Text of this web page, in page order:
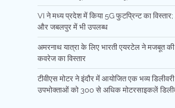
VI ने मध्य प्रदेश में किया 5G फुटप्रिन्ट का
और जबलपुर में भी उपलब्ध
अमरनाथ यात्रा के लिए भारती एयरटेल ने मजबूत की
कवरेज का विस्तार
टीवीएस मोटर ने इंदौर में आयोजित एक भव्य
उपभोक्ताओं को 300 से अधिक मोटरसाइकलें